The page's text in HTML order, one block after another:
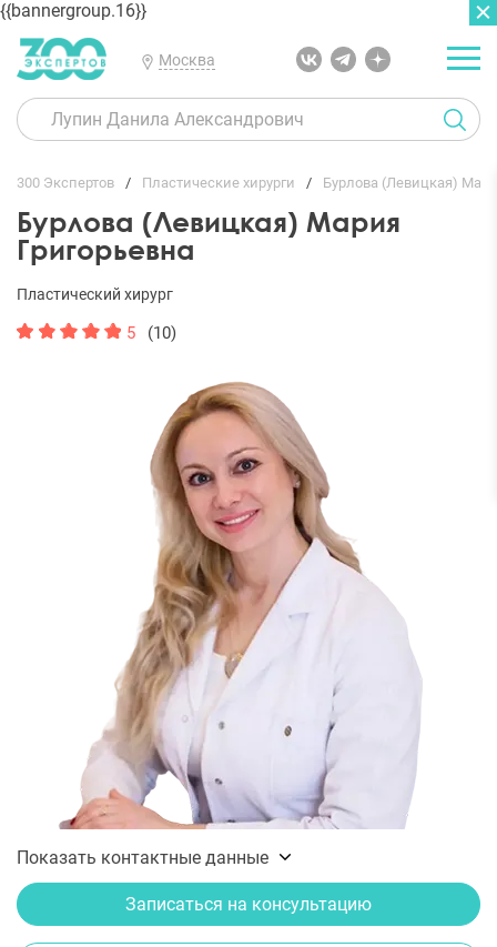
{{bannergroup.16}}
Москва
300 Экспертов Пластические хирурги Бурлова (Левицкая)
Бурлова (Левицкая) Мария
Григорьевна
Пластический хирург
5 (10)
Показать контактные данные
Записаться на консультацию
ГЛАВНАЯ ОТЗЫВЫ